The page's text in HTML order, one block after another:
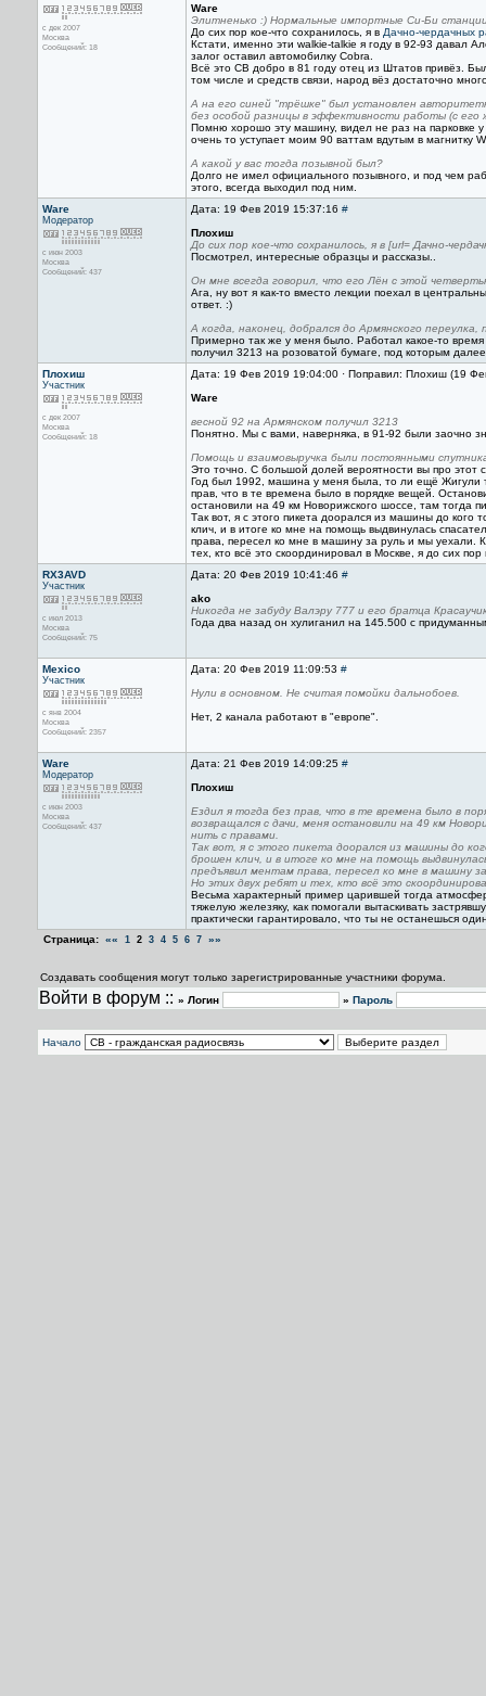
с дек 2007
Москва
Сообщений: 18
Ware
Элитненько :) Нормальные импортные Си-Би
До сих пор кое-что сохранилось, я в Дачно-чердачных
Кстати, именно эти walkie-talkie я году в 92-93 давал
залог оставил автомобилку Cobra.
Всё это CB добро в 81 году отец из Штатов привёз.
том числе и средств связи, народ вёз достаточно
А на его синей "трёшке" был установлен
без особой разницы в эффективности работы (с его
Помню хорошо эту машину, видел не раз на парковке
очень то уступает моим 90 ваттам вдутым в магнитку
А какой у вас тогда позывной был?
Долго не имел официального позывного, и под чем
этого, всегда выходил под ним.
Ware
Модератор
с июн 2003
Москва
Сообщений: 437
Дата: 19 Фев 2019 15:37:16 #
Плохиш
До сих пор кое-что сохранилось, я в [url= Дачно-
Посмотрел, интересные образцы и рассказы..
Он мне всегда говорил, что его Лён с этой
Ага, ну вот я как-то вместо лекции поехал в
ответ. :)
А когда, наконец, добрался до Армянского
Примерно так же у меня было. Работал какое-то
получил 3213 на розоватой бумаге, под которым
Плохиш
Участник
с дек 2007
Москва
Сообщений: 18
Дата: 19 Фев 2019 19:04:00 · Поправил: Плохиш (19
Ware
весной 92 на Армянском получил 3213
Понятно. Мы с вами, наверняка, в 91-92 были заочно
Помощь и взаимовыручка были постоянными
Это точно. С большой долей вероятности вы про этот
Год был 1992, машина у меня была, то ли ещё Жигули
прав, что в те времена было в порядке вещей.
остановили на 49 км Новорижского шоссе, там тогда
Так вот, я с этого пикета доорался из машины до
клич, и в итоге ко мне на помощь выдвинулась
права, пересел ко мне в машину за руль и мы уехали.
тех, кто всё это скоординировал в Москве, я до сих
RX3AVD
Участник
с июл 2013
Москва
Сообщений: 75
Дата: 20 Фев 2019 10:41:46 #
ako
Никогда не забуду Валэру 777 и его братца
Года два назад он хулиганил на 145.500 с
Mexico
Участник
с янв 2004
Москва
Сообщений: 2357
Дата: 20 Фев 2019 11:09:53 #
Нули в основном. Не считая помойки дальнобоев.
Нет, 2 канала работают в "европе".
Ware
Модератор
с июн 2003
Москва
Сообщений: 437
Дата: 21 Фев 2019 14:09:25 #
Плохиш
Ездил я тогда без прав, что в те времена было в
возвращался с дачи, меня остановили на 49 км
нить с правами.
Так вот, я с этого пикета доорался из машины до
брошен клич, и в итоге ко мне на помощь
предъявил ментам права, пересел ко мне в машину
Но этих двух ребят и тех, кто всё это
Весьма характерный пример царившей тогда
тяжелую железяку, как помогали вытаскивать
практически гарантировало, что ты не останешься
Страница: «« 1 2 3 4 5 6 7 »»
Создавать сообщения могут только зарегистрированные участники форума.
Войти в форум :: » Логин » Пароль
Начало